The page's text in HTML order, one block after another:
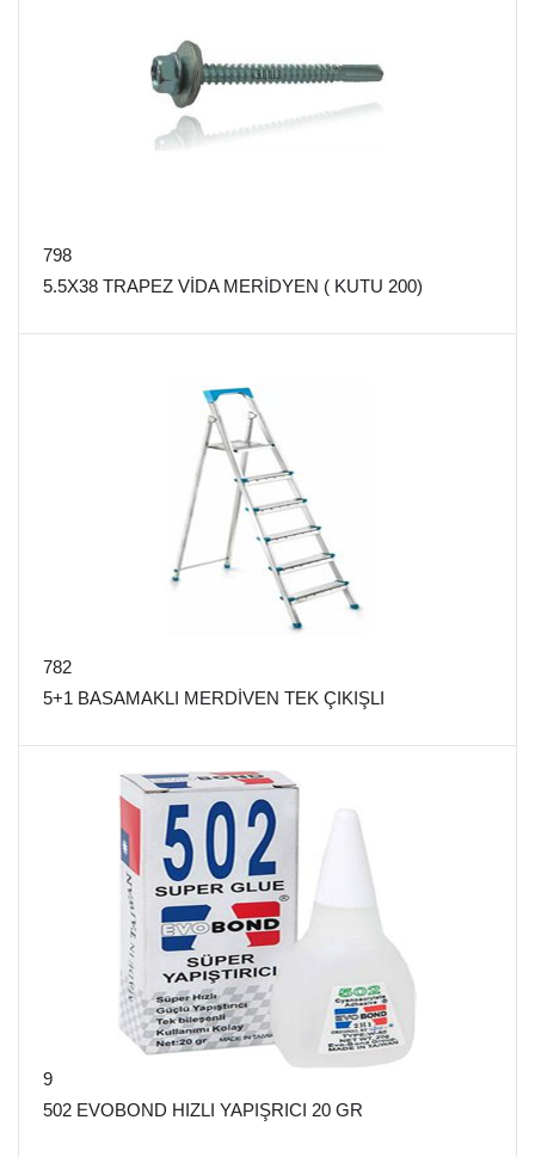
798
5.5X38 TRAPEZ VİDA MERİDYEN ( KUTU 200)
782
5+1 BASAMAKLI MERDİVEN TEK ÇIKIŞLI
9
502 EVOBOND HIZLI YAPIŞRICI 20 GR